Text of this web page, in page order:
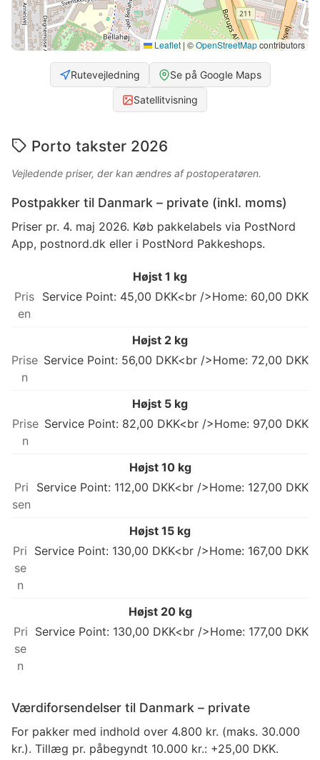
Leaflet | ©OpenStreetMapcontributors
Rutevejledning Se på Google Maps
Satellitvisning
Porto takster 2026
Vejledende priser, der kan ændres af postoperatøren.
Postpakker til Danmark – private (inkl. moms)
Priser pr. 4. maj 2026. Køb pakkelabels via PostNord
App, postnord.dk eller i PostNord Pakkeshops.
Højst 1 kg
Service Point: 45,00 DKK<br />Home: 60,00 DKK
Højst 2 kg
Service Point: 56,00 DKK<br />Home: 72,00 DKK
Højst 5 kg
Service Point: 82,00 DKK<br />Home: 97,00 DKK
Højst 10 kg
Service Point: 112,00 DKK<br />Home: 127,00 DKK
Højst 15 kg
Service Point: 130,00 DKK<br />Home: 167,00 DKK
Højst 20 kg
Service Point: 130,00 DKK<br />Home: 177,00 DKK
Værdiforsendelser til Danmark – private
For pakker med indhold over 4.800 kr. (maks. 30.000
kr.). Tillæg pr. påbegyndt 10.000 kr.: +25,00 DKK.